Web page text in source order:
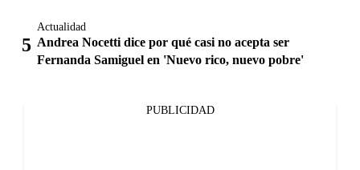
Actualidad
Andrea Nocetti dice por qué casi no acepta ser
Fernanda Samiguel en 'Nuevo rico, nuevo pobre'
PUBLICIDAD